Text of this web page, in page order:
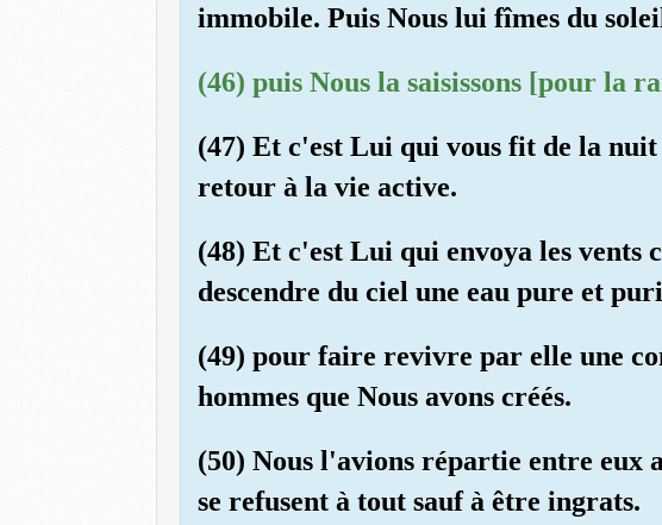
immobile. Puis Nous lui fîmes du
(46) puis Nous la saisissons [pour la
(47) Et c'est Lui qui vous fit de la
retour à la vie active.
(48) Et c'est Lui qui envoya les vents
descendre du ciel une eau pure et
(49) pour faire revivre par elle une
hommes que Nous avons créés.
(50) Nous l'avions répartie entre eux
se refusent à tout sauf à être ingrats.